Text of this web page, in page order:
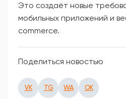
Это создаёт новые
мобильных приложений и
commerce.
Поделиться новостью
VK TG WA OK